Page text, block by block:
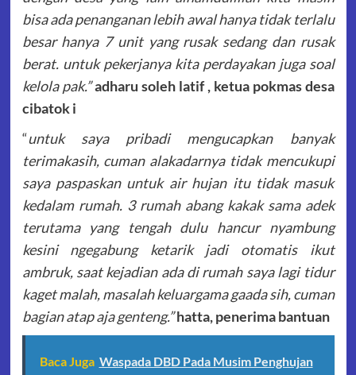
bisa ada penanganan lebih awal hanya tidak terlalu
besar hanya 7 unit yang rusak sedang dan rusak
berat. untuk pekerjanya kita perdayakan juga soal
kelola pak.” adharu soleh latif , ketua pokmas desa
cibatok i
“untuk saya pribadi mengucapkan banyak
terimakasih, cuman alakadarnya tidak mencukupi
saya paspaskan untuk air hujan itu tidak masuk
kedalam rumah. 3 rumah abang kakak sama adek
terutama yang tengah dulu hancur nyambung
kesini ngegabung ketarik jadi otomatis ikut
ambruk, saat kejadian ada di rumah saya lagi tidur
kaget malah, masalah keluargama gaada sih, cuman
bagian atap aja genteng.” hatta, penerima bantuan
Baca Juga Waspada DBD Pada Musim Penghujan